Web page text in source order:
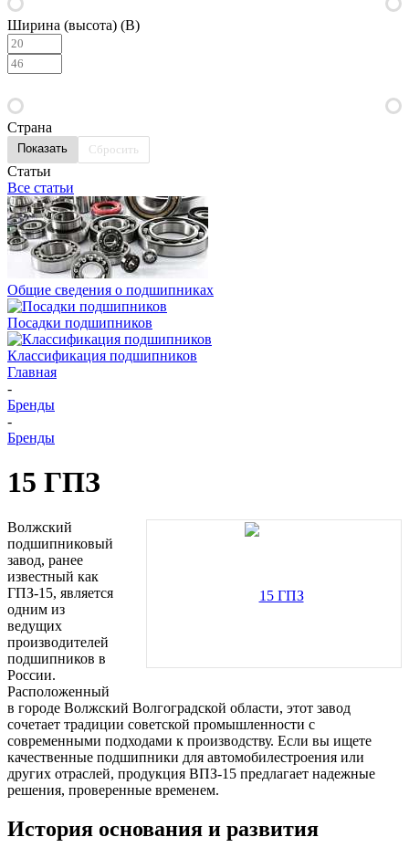
Ширина (высота) (B)
Страна
Сбросить
Статьи
Все статьи
Общие сведения о подшипниках
Посадки подшипников
Классификация подшипников
Главная
-
Бренды
-
Бренды
15 ГПЗ
Волжский
подшипниковый
завод, ранее
известный как
ГПЗ-15, является
одним из
ведущих
производителей
подшипников в
России.
Расположенный
в городе Волжский Волгоградской области, этот завод
сочетает традиции советской промышленности с
современными подходами к производству. Если вы ищете
качественные подшипники для автомобилестроения или
других отраслей, продукция ВПЗ-15 предлагает надежные
решения, проверенные временем.
История основания и развития